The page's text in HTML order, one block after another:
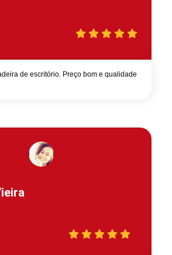
de escritório. Preço bom e qualidade